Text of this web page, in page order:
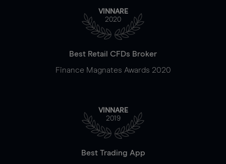
VINNARE
2020
Best Retail CFDs Broker
Finance Magnates Awards 2020
VINNARE
2019
Best Trading App